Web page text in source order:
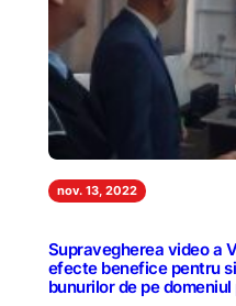
nov. 13, 2022
Supravegherea video a
efecte benefice pentru
bunurilor de pe